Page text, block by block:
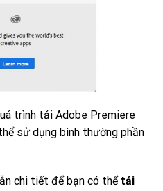
trình tải Adobe Premiere
sử dụng bình thường phần
chi tiết để bạn có thể tải